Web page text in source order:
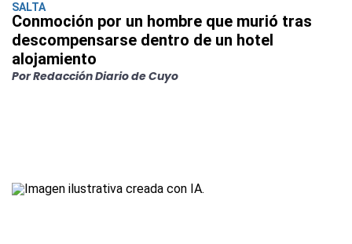
SALTA
Conmoción por un hombre que murió tras
descompensarse dentro de un hotel
alojamiento
Por Redacción Diario de Cuyo